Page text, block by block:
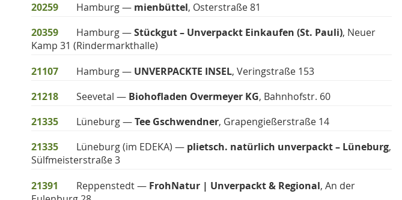
20259
Hamburg — mienbüttel, Osterstraße 81
20359
Hamburg —Stückgut – Unverpackt Einkaufen (St. Pauli), Neuer
Kamp 31 (Rindermarkthalle)
21107
Hamburg — UNVERPACKTE INSEL, Veringstraße 153
21218
Seevetal — Biohofladen Overmeyer KG, Bahnhofstr. 60
21335
Lüneburg —Tee Gschwendner, Grapengießerstraße 14
21335
Lüneburg (im EDEKA) — plietsch. natürlich unverpackt – Lüneburg,
Sülfmeisterstraße 3
21391
Reppenstedt — FrohNatur | Unverpackt & Regional, An der